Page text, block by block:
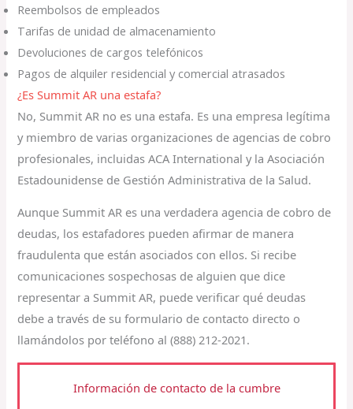
Reembolsos de empleados
Tarifas de unidad de almacenamiento
Devoluciones de cargos telefónicos
Pagos de alquiler residencial y comercial atrasados
¿Es Summit AR una estafa?
No, Summit AR no es una estafa. Es una empresa legítima
y miembro de varias organizaciones de agencias de cobro
profesionales, incluidas ACA International y la Asociación
Estadounidense de Gestión Administrativa de la Salud.
Aunque Summit AR es una verdadera agencia de cobro de
deudas, los estafadores pueden afirmar de manera
fraudulenta que están asociados con ellos. Si recibe
comunicaciones sospechosas de alguien que dice
representar a Summit AR, puede verificar qué deudas
debe a través de su formulario de contacto directo o
llamándolos por teléfono al (888) 212-2021.
Información de contacto de la cumbre